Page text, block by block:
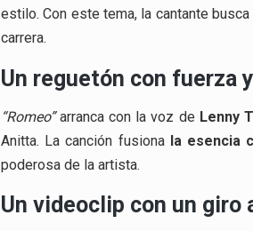
estilo. Con este tema, la cantante
carrera.
Un reguetón con fuerza
“Romeo”arranca con la voz de Lenny
Anitta. La canción fusiona la esencia
poderosa de la artista.
Un videoclip con un giro